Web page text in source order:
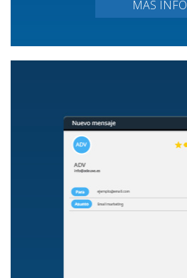
MÁS INFO